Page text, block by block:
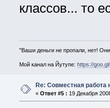
классов... то
"Ваши деньги не пропали, нет!
Мой канал на Йутупе: https://
Re: Совместная работа
« Ответ #5 : 19 Декабря